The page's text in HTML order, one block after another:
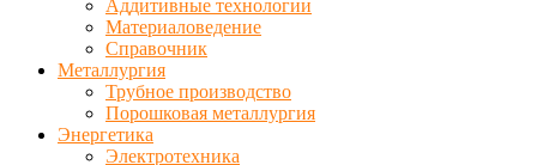
Аддитивные технологии
Материаловедение
Справочник
Металлургия
Трубное производство
Порошковая металлургия
Энергетика
Электротехника